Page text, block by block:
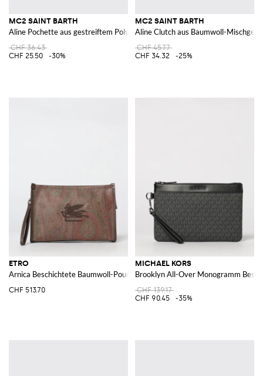
MC2 SAINT BARTH
Aline Pochette aus gestreiftem Polyester
CHF 36.43
CHF 25.50
-30%
MC2 SAINT BARTH
Aline Clutch aus Baumwoll-
CHF 45.77
CHF 34.32
-25%
ETRO
Arnica Beschichtete Baumwoll-Pouch mit Jacquard-Paisley
CHF 513.70
MICHAEL KORS
Brooklyn All-Over Monogramm
CHF 139.17
CHF 90.45
-35%